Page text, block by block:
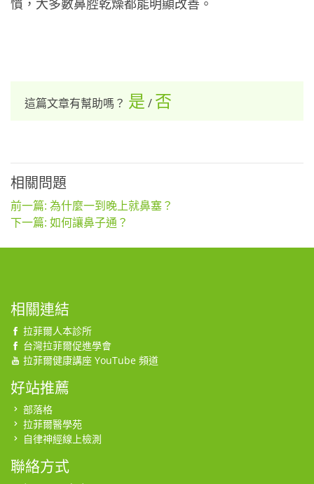
慣，大多數鼻腔乾燥都能明顯改善。
這篇文章有幫助嗎？ 是 / 否
相關問題
前一篇: 為什麼一到晚上就鼻塞？
下一篇: 如何讓鼻子通？
相關連結
拉菲爾人本診所
台灣拉菲爾促進學會
拉菲爾健康講座 YouTube 頻道
好站推薦
部落格
拉菲爾醫學苑
自律神經線上檢測
聯絡方式